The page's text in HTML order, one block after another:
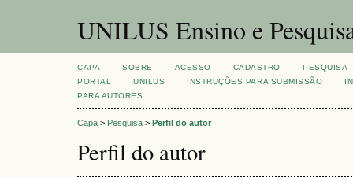
UNILUS Ensino e
CAPA SOBRE ACESSO CADASTRO
PESQUISA
PORTAL
UNILUS INSTRUÇÕES PARA SUBMISSÃO
PARA AUTORES
Capa > Pesquisa > Perfil do autor
Perfil do autor